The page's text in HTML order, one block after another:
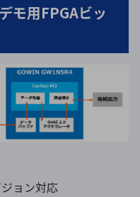
モ用FPGAビッ
ョン対応